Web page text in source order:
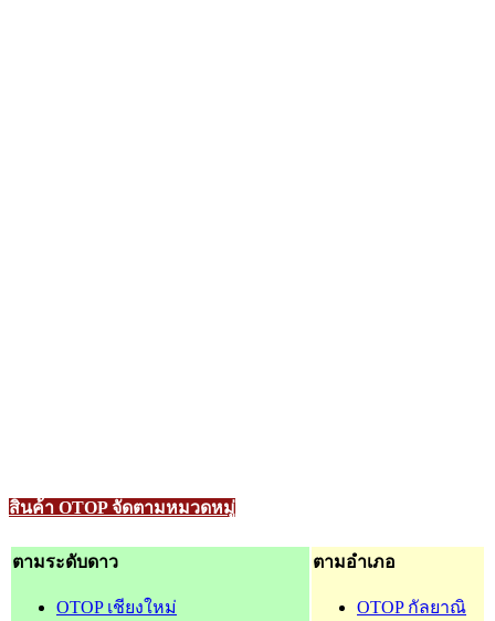
สินค้า OTOP จัดตามหมวดหมู่
ตามระดับดาว
OTOP เชียงใหม่
ตามอำเภอ
OTOP กัลยาณิ